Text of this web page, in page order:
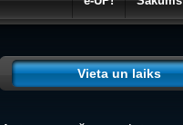
Vieta un laiks